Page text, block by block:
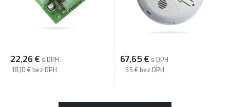
22,26 € s DPH
18,10 € bez DPH
67,65 € s DPH
55 € bez DPH